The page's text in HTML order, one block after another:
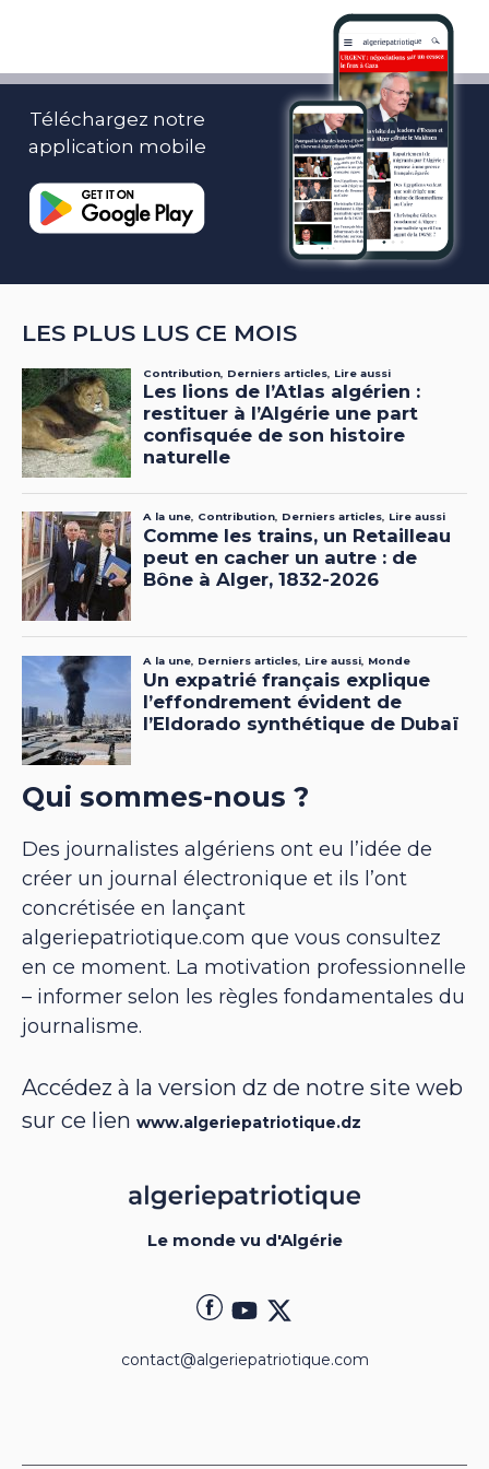
Téléchargez notre
application mobile
LES PLUS LUS CE MOIS
Qui sommes-nous ?
Des journalistes algériens ont eu l’idée de
créer un journal électronique et ils l’ont
concrétisée en lançant
algeriepatriotique.com que vous consultez
en ce moment. La motivation professionnelle
– informer selon les règles fondamentales du
journalisme.
Accédez à la version dz de notre site web
sur ce lien www.algeriepatriotique.dz
Le monde vu d'Algérie
contact@algeriepatriotique.com